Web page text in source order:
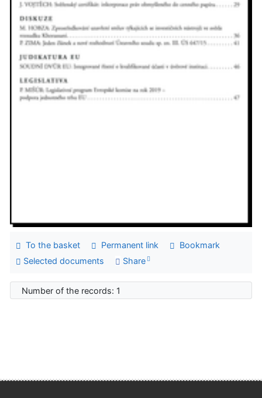
To the basket Permanent link
Bookmark
Selected documents
Share
Number of the records: 1